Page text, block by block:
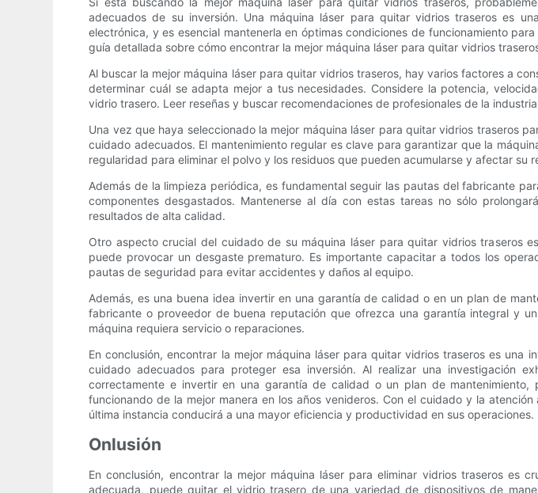
adecuados de su inversión. Una máquina láser para quitar vidrios traseros es
electrónica, y es esencial mantenerla en óptimas condiciones de funcionamiento
guía detallada sobre cómo encontrar la mejor máquina láser para quitar vidrios
Al buscar la mejor máquina láser para quitar vidrios traseros, hay varios factores a
determinar cuál se adapta mejor a tus necesidades. Considere la potencia,
vidrio trasero. Leer reseñas y buscar recomendaciones de profesionales de la
Una vez que haya seleccionado la mejor máquina láser para quitar vidrios traseros
cuidado adecuados. El mantenimiento regular es clave para garantizar que la
regularidad para eliminar el polvo y los residuos que pueden acumularse y afectar su
Además de la limpieza periódica, es fundamental seguir las pautas del fabricante
componentes desgastados. Mantenerse al día con estas tareas no sólo
resultados de alta calidad.
Otro aspecto crucial del cuidado de su máquina láser para quitar vidrios traseros
puede provocar un desgaste prematuro. Es importante capacitar a todos los
pautas de seguridad para evitar accidentes y daños al equipo.
Además, es una buena idea invertir en una garantía de calidad o en un plan de
fabricante o proveedor de buena reputación que ofrezca una garantía integral y
máquina requiera servicio o reparaciones.
En conclusión, encontrar la mejor máquina láser para quitar vidrios traseros es una
cuidado adecuados para proteger esa inversión. Al realizar una investigación
correctamente e invertir en una garantía de calidad o un plan de
funcionando de la mejor manera en los años venideros. Con el cuidado y la
última instancia conducirá a una mayor eficiencia y productividad en sus operaciones.
Onlusión
En conclusión, encontrar la mejor máquina láser para eliminar vidrios traseros es
adecuada, puede quitar el vidrio trasero de una variedad de dispositivos de